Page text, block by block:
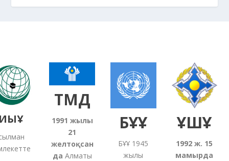
ТМД
1991жылғы
желтоқсан
даАлматы
БҰҰ
БҰҰ 1945
жылы
ҰҚШҰ
1992 ж. 15
мамырда